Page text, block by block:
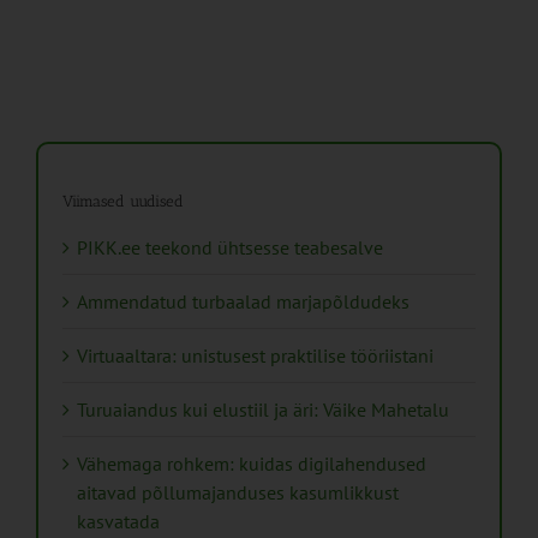
Viimased uudised
PIKK.ee teekond ühtsesse teabesalve
Ammendatud turbaalad marjapõldudeks
Virtuaaltara: unistusest praktilise tööriistani
Turuaiandus kui elustiil ja äri: Väike Mahetalu
Vähemaga rohkem: kuidas digilahendused
aitavad põllumajanduses kasumlikkust
kasvatada